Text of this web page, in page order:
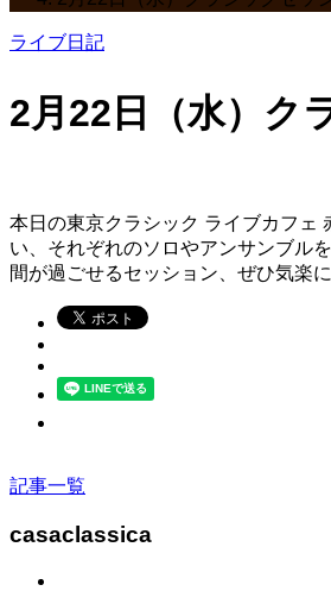
ライブ日記
2月22日（水）ク
本日の東京クラシック ライブカフェ
い、それぞれのソロやアンサンブル
間が過ごせるセッション、ぜひ気楽
記事一覧
casaclassica